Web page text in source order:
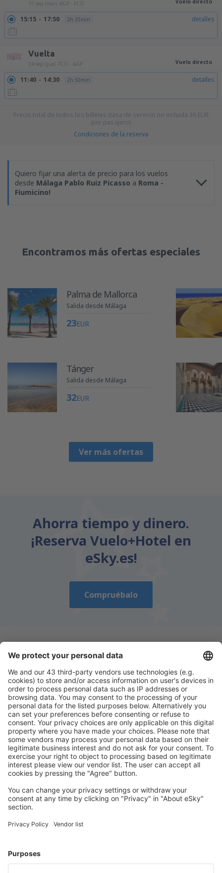
15 sep (mar) AGP - FCO Vuelo directo
15:15 17:50 2h 35min detalles
Vuelta
24 sep (jue) FCO - AGP Vuelo directo
11:40 14:30 2h 50min detalles
Precio total de todos los billetes (tasa de servicio no incluida 36 EUR
por pasajero)
Condiciones de la reserva
Quiero fijar una alerta de precio para los vuelos
desde Málaga Pablo Ruiz Picasso a Roma -
Fiumicino!
Encontramos más ofertas especiales
Palma de Mallorca
Salida desde Málaga
23EUR
Tánger
Salida desde Málaga
32EUR
Ver más ofertas
Ahorra tiempo y dinero.
¡Reserva Vuelo+Hotel en
eSky.es!
Compruébalo
Descarga nuestra appy planifica
cómodamente tus viajes
Planifica tu viaje
Vuelos baratos
Escapadas
Vuelo+Hotel